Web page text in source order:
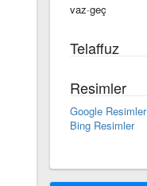
vaz·geç
Telaffuz
Resimler
Google Resimler
Bing Resimler